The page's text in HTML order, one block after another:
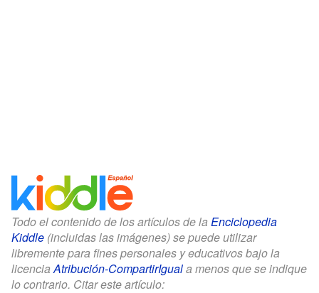
Todo el contenido de los artículos de la Enciclopedia
Kiddle (incluidas las imágenes) se puede utilizar
libremente para fines personales y educativos bajo la
licenciaAtribución-CompartirIguala menos que se indique
lo contrario. Citar este artículo: